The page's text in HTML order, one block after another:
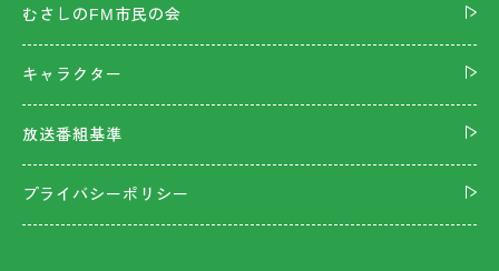
むさしのFM市民の会
キャラクター
放送番組基準
プライバシーポリシー